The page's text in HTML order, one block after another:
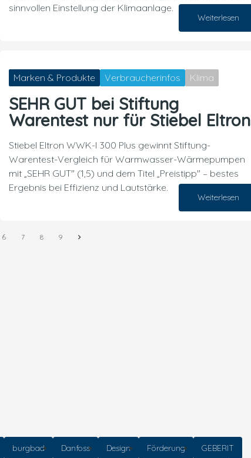
sinnvollen Einstellung der Klimaanlage.
Weiterlesen
Marken & Produkte Verbraucherinfos Klima
SEHR GUT bei Stiftung
Warentest nur für Stiebel Eltron
Stiebel Eltron WWK-I 300 Plus gewinnt Stiftung-
Warentest-Vergleich für Warmwasser-Wärmepumpen
mit „SEHR GUT" (1,5) und dem Titel „Preistipp" – bestes
Ergebnis bei Effizienz und Lautstärke.
Weiterlesen
6 7 8 9
burgbad Danfoss Design Förderung GEBERIT